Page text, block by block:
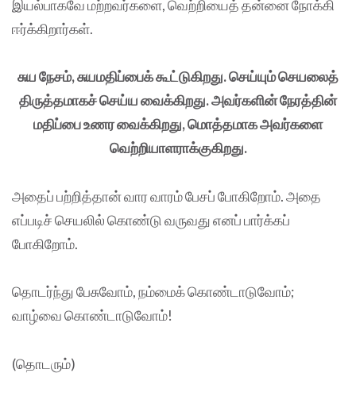
இயல்பாகவே மற்றவர்களை, வெற்றியைத் தன்னை நோக்கி
ஈர்க்கிறார்கள்.
சுய நேசம், சுயமதிப்பைக் கூட்டுகிறது. செய்யும் செயலைத்
திருத்தமாகச் செய்ய வைக்கிறது. அவர்களின் நேரத்தின்
மதிப்பை உணர வைக்கிறது, மொத்தமாக அவர்களை
வெற்றியாளராக்குகிறது.
அதைப் பற்றித்தான் வார வாரம் பேசப் போகிறோம். அதை
எப்படிச் செயலில் கொண்டு வருவது எனப் பார்க்கப்
போகிறோம்.
தொடர்ந்து பேசுவோம், நம்மைக் கொண்டாடுவோம்;
வாழ்வை கொண்டாடுவோம்!
(தொடரும்)